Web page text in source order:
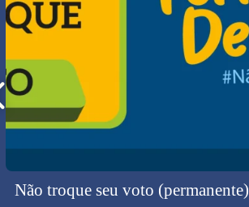
Não troque seu voto (permanente)